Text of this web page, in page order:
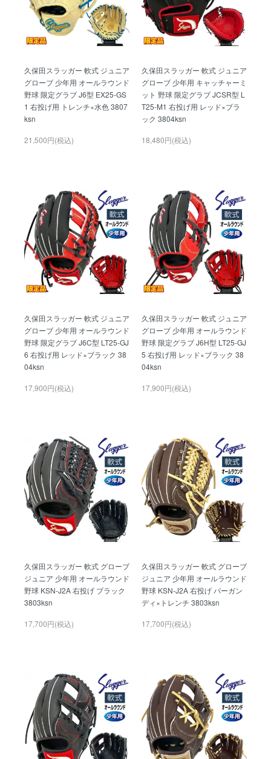
久保田スラッガー 軟式 ジュニア
グローブ 少年用 オールラウンド
野球 限定グラブ J6型 EX25-GS
1 右投げ用 トレンチ×水色 3807
ksn
21,500円(税込)
久保田スラッガー 軟式 ジュニア
グローブ 少年用 キャッチャーミ
ット 野球 限定グラブ JCSR型 L
T25-M1 右投げ用 レッド×ブラ
ック 3804ksn
18,480円(税込)
久保田スラッガー 軟式 ジュニア
グローブ 少年用 オールラウンド
野球 限定グラブ J6C型 LT25-GJ
6 右投げ用 レッド×ブラック 38
04ksn
17,900円(税込)
久保田スラッガー 軟式 ジュニア
グローブ 少年用 オールラウンド
野球 限定グラブ J6H型 LT25-GJ
5 右投げ用 レッド×ブラック 38
04ksn
17,900円(税込)
久保田スラッガー 軟式 グローブ
ジュニア 少年用 オールラウンド
野球 KSN-J2A 右投げ ブラック
3803ksn
17,700円(税込)
久保田スラッガー 軟式 グローブ
ジュニア 少年用 オールラウンド
野球 KSN-J2A 右投げ バーガン
ディ×トレンチ 3803ksn
17,700円(税込)